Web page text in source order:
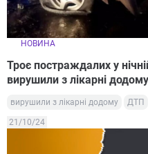
НОВИНА
Троє постраждалих у
вирушили з лікарні додому
вирушили з лікарні додому ДТП
21/10/24